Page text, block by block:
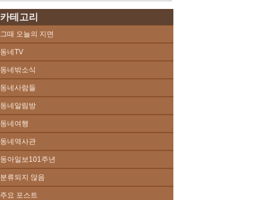
카테고리
그때 오늘의 지면
동네TV
동네밖소식
동네사람들
동네알림방
동네여행
동네역사관
동아일보101주년
분류되지 않음
주요 포스트